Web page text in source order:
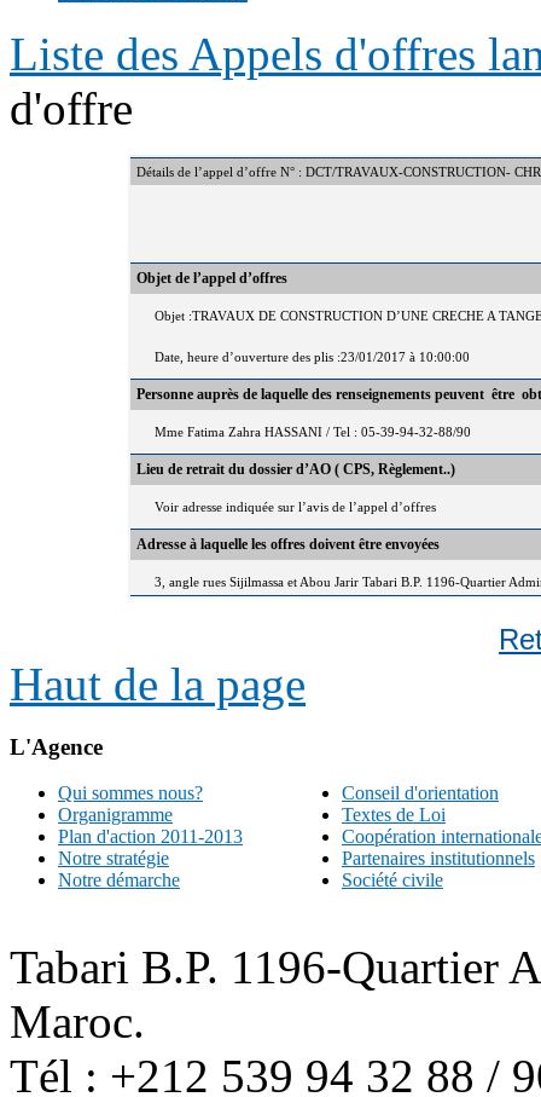
Liste des Appels d'offres
d'offre
Détails de l’appel d’offre N° : DCT/TRAVAUX-CONSTRUCTION-
Objet de l’appel d’offres
Objet :TRAVAUX DE CONSTRUCTION D’UNE CRECHE A
Date, heure d’ouverture des plis :23/01/2017 à 10:00:00
Personne auprès de laquelle des renseignements peuvent être
Mme Fatima Zahra HASSANI / Tel : 05-39-94-32-88/90
Lieu de retrait du dossier d’AO ( CPS, Règlement..)
Voir adresse indiquée sur l’avis de l’appel d’offres
Adresse à laquelle les offres doivent être envoyées
3, angle rues Sijilmassa et Abou Jarir Tabari B.P. 1196-Quartier
Haut de la page
L'Agence
Qui sommes nous?
Organigramme
Plan d'action 2011-2013
Notre stratégie
Notre démarche
Conseil d'orientation
Textes de Loi
Coopération
Partenaires institutionnels
Société civile
Tabari B.P. 1196-Quartier
Maroc.
Tél : +212 539 94 32 88 /